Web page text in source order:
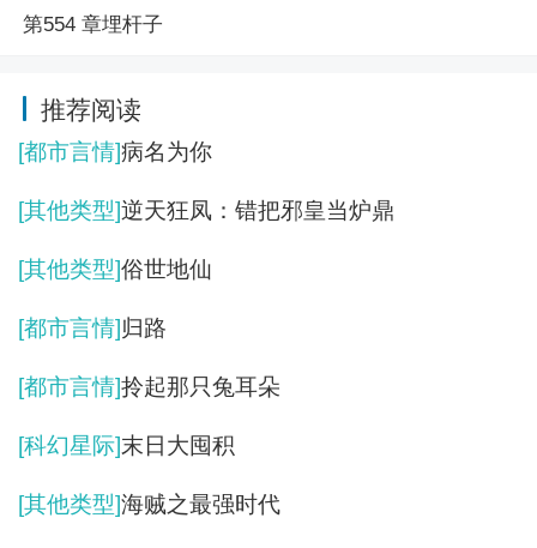
第554 章埋杆子
推荐阅读
[都市言情]病名为你
[其他类型]逆天狂凤：错把邪皇当炉鼎
[其他类型]俗世地仙
[都市言情]归路
[都市言情]拎起那只兔耳朵
[科幻星际]末日大囤积
[其他类型]海贼之最强时代